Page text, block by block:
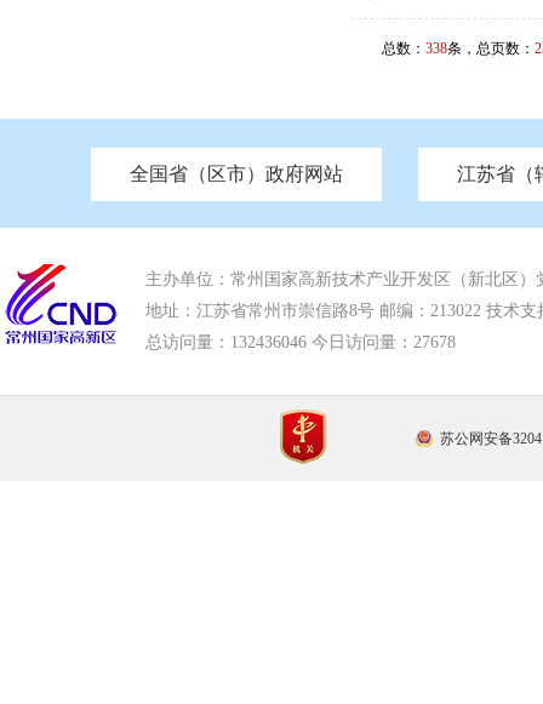
总数： 338条，总页数：
全国省（区市）政府网站
北京 天津 重庆 河南 河北 山西
江苏省（
中国江苏 南京市政府 苏州市政府 无锡
市发改委 市工信局 市教育局 市科技局 市
市应急管理局 市审计局 市外事办 市生态
主办单位：常州国家高新技术产业开发区（新北区）
地址：江苏省常州市崇信路8号 邮编：213022 技术支
总访问量： 132436046 今日访问量： 27678
苏公网安备